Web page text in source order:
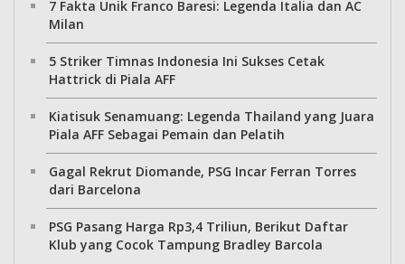
7 Fakta Unik Franco Baresi: Legenda Italia dan AC
Milan
5 Striker Timnas Indonesia Ini Sukses Cetak
Hattrick di Piala AFF
Kiatisuk Senamuang: Legenda Thailand yang Juara
Piala AFF Sebagai Pemain dan Pelatih
Gagal Rekrut Diomande, PSG Incar Ferran Torres
dari Barcelona
PSG Pasang Harga Rp3,4 Triliun, Berikut Daftar
Klub yang Cocok Tampung Bradley Barcola